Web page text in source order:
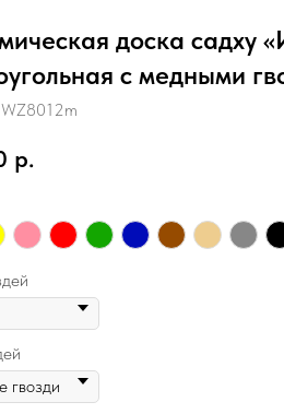
доска садху
с медными
WZ8012m
р.